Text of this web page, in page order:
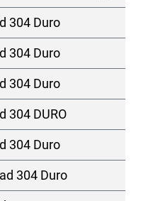
304 Duro
304 Duro
304 Duro
304 DURO
304 Duro
304 Duro